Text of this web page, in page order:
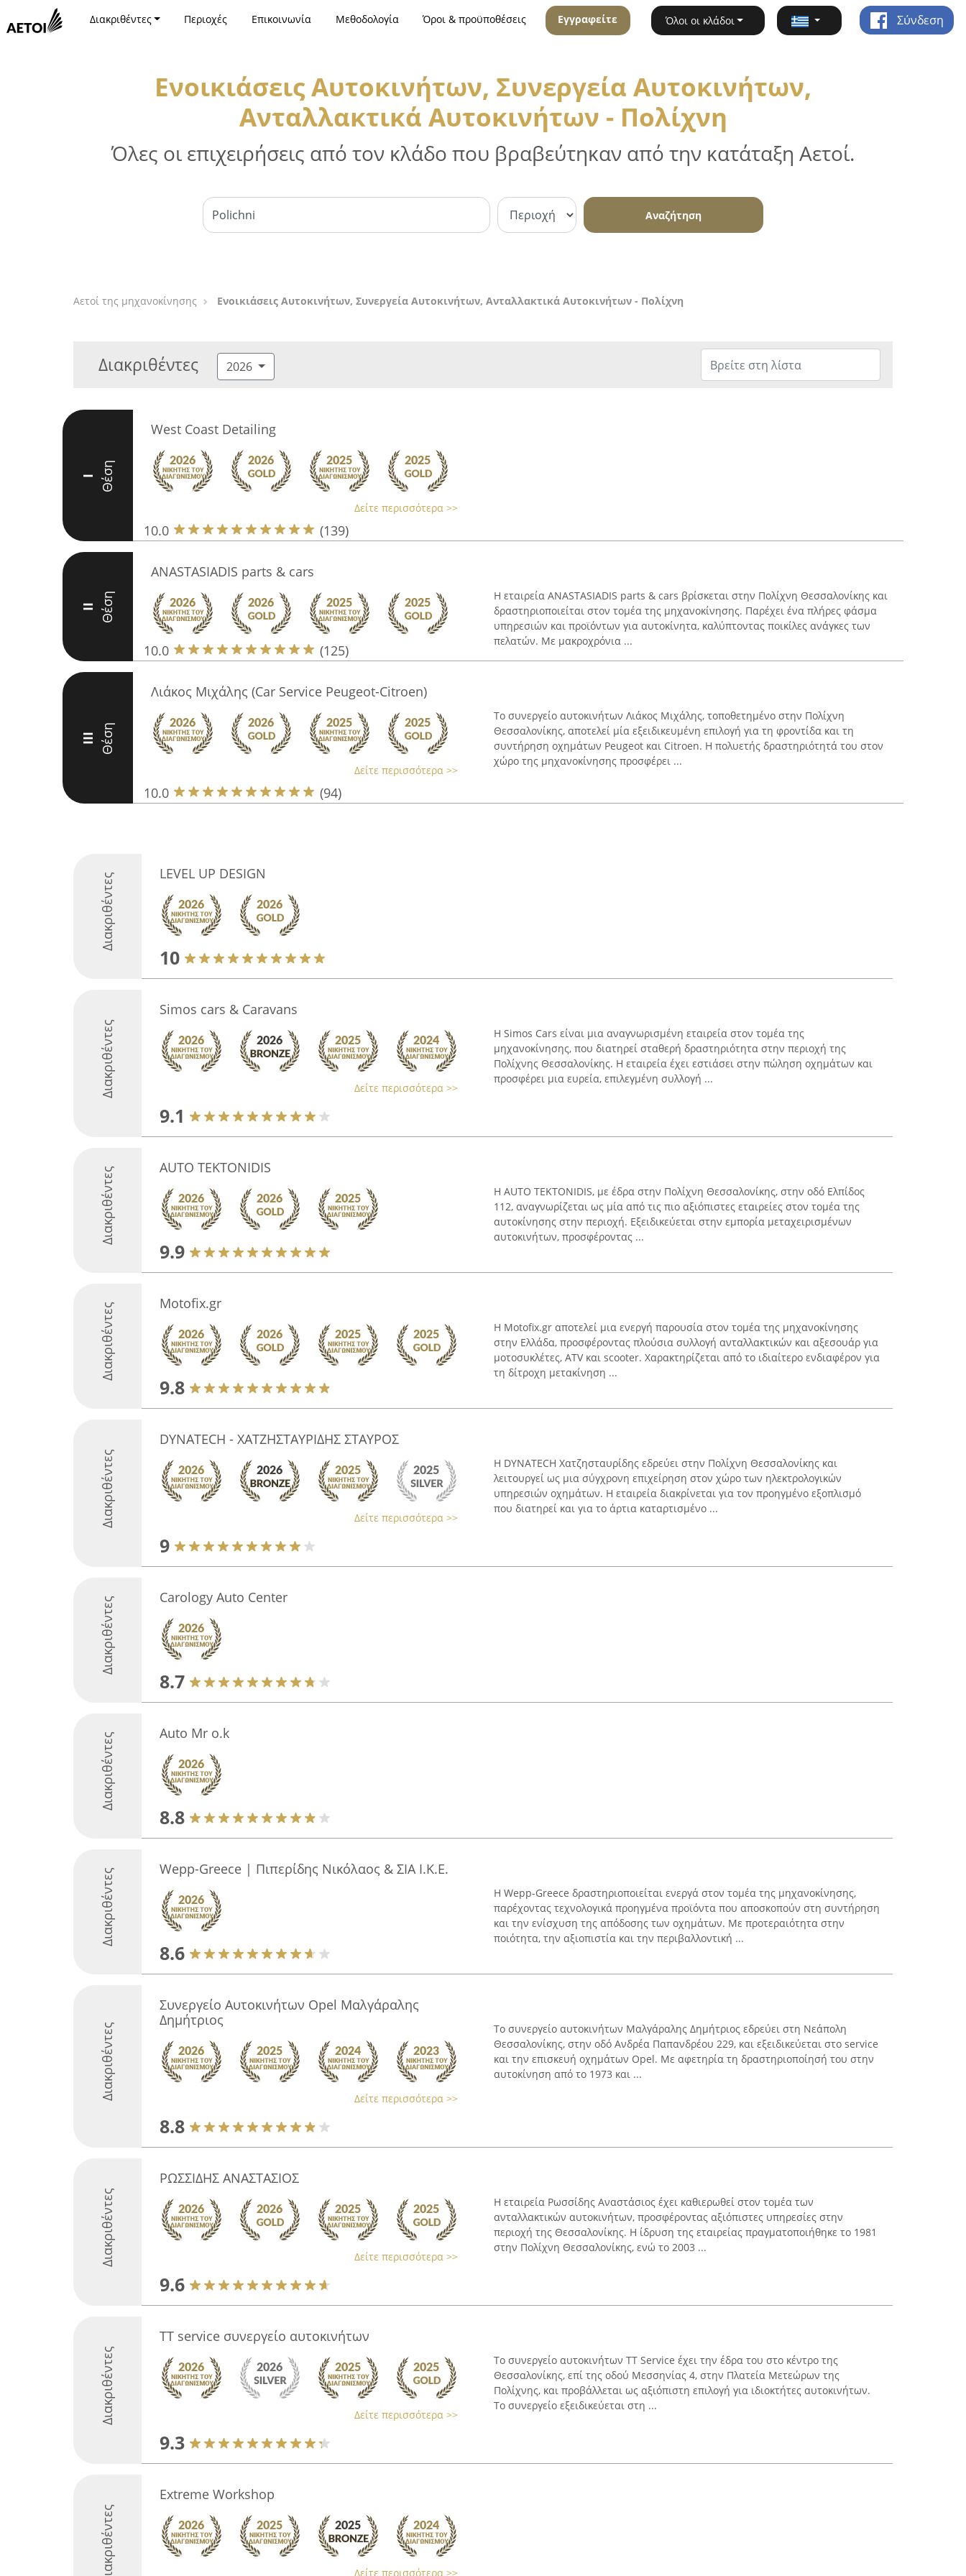
Διακριθέντες Περιοχές Επικοινωνία Μεθοδολογία Όροι & προϋποθέσεις Εγγραφείτε Όλοι οι κλάδοι Σύνδεση
Ενοικιάσεις Αυτοκινήτων, Συνεργεία Αυτοκινήτων,
Ανταλλακτικά Αυτοκινήτων - Πολίχνη
Όλες οι επιχειρήσεις από τον κλάδο που βραβεύτηκαν από την κατάταξη Αετοί.
Αναζήτηση
Αετοί της μηχανοκίνησης Ενοικιάσεις Αυτοκινήτων, Συνεργεία Αυτοκινήτων, Ανταλλακτικά Αυτοκινήτων - Πολίχνη
Διακριθέντες 2026
I Θέση
West Coast Detailing
Δείτε περισσότερα >>
10.0 (139)
II Θέση
ANASTASIADIS parts & cars
10.0 (125)
Η εταιρεία ANASTASIADIS parts & cars βρίσκεται στην Πολίχνη Θεσσαλονίκης και
δραστηριοποιείται στον τομέα της μηχανοκίνησης. Παρέχει ένα πλήρες φάσμα
υπηρεσιών και προϊόντων για αυτοκίνητα, καλύπτοντας ποικίλες ανάγκες των
πελατών. Με μακροχρόνια ...
III Θέση
Λιάκος Μιχάλης (Car Service Peugeot-Citroen)
Δείτε περισσότερα >>
10.0 (94)
Το συνεργείο αυτοκινήτων Λιάκος Μιχάλης, τοποθετημένο στην Πολίχνη
Θεσσαλονίκης, αποτελεί μία εξειδικευμένη επιλογή για τη φροντίδα και τη
συντήρηση οχημάτων Peugeot και Citroen. Η πολυετής δραστηριότητά του στον
χώρο της μηχανοκίνησης προσφέρει ...
Διακριθέντες LEVEL UP DESIGN
10
Διακριθέντες
Simos cars & Caravans
Δείτε περισσότερα >>
9.1
Η Simos Cars είναι μια αναγνωρισμένη εταιρεία στον τομέα της
μηχανοκίνησης, που διατηρεί σταθερή δραστηριότητα στην περιοχή της
Πολίχνης Θεσσαλονίκης. Η εταιρεία έχει εστιάσει στην πώληση οχημάτων και
προσφέρει μια ευρεία, επιλεγμένη συλλογή ...
Διακριθέντες AUTO TEKTONIDIS
9.9
Η AUTO TEKTONIDIS, με έδρα στην Πολίχνη Θεσσαλονίκης, στην οδό Ελπίδος
112, αναγνωρίζεται ως μία από τις πιο αξιόπιστες εταιρείες στον τομέα της
αυτοκίνησης στην περιοχή. Εξειδικεύεται στην εμπορία μεταχειρισμένων
αυτοκινήτων, προσφέροντας ...
Διακριθέντες Motofix.gr
9.8
Η Motofix.gr αποτελεί μια ενεργή παρουσία στον τομέα της μηχανοκίνησης
στην Ελλάδα, προσφέροντας πλούσια συλλογή ανταλλακτικών και αξεσουάρ για
μοτοσυκλέτες, ATV και scooter. Χαρακτηρίζεται από το ιδιαίτερο ενδιαφέρον για
τη δίτροχη μετακίνηση ...
Διακριθέντες
DYNATECH - ΧΑΤΖΗΣΤΑΥΡΙΔΗΣ ΣΤΑΥΡΟΣ
Δείτε περισσότερα >>
9
Η DYNATECH Χατζησταυρίδης εδρεύει στην Πολίχνη Θεσσαλονίκης και
λειτουργεί ως μια σύγχρονη επιχείρηση στον χώρο των ηλεκτρολογικών
υπηρεσιών οχημάτων. Η εταιρεία διακρίνεται για τον προηγμένο εξοπλισμό
που διατηρεί και για το άρτια καταρτισμένο ...
Διακριθέντες Carology Auto Center
8.7
Διακριθέντες Auto Mr o.k
8.8
Διακριθέντες Wepp-Greece | Πιπερίδης Νικόλαος & ΣΙΑ Ι.Κ.Ε.
8.6
Η Wepp-Greece δραστηριοποιείται ενεργά στον τομέα της μηχανοκίνησης,
παρέχοντας τεχνολογικά προηγμένα προϊόντα που αποσκοπούν στη συντήρηση
και την ενίσχυση της απόδοσης των οχημάτων. Με προτεραιότητα στην
ποιότητα, την αξιοπιστία και την περιβαλλοντική ...
Διακριθέντες
Συνεργείο Αυτοκινήτων Opel Μαλγάραλης
Δημήτριος
Δείτε περισσότερα >>
8.8
Το συνεργείο αυτοκινήτων Μαλγάραλης Δημήτριος εδρεύει στη Νεάπολη
Θεσσαλονίκης, στην οδό Ανδρέα Παπανδρέου 229, και εξειδικεύεται στο service
και την επισκευή οχημάτων Opel. Με αφετηρία τη δραστηριοποίησή του στην
αυτοκίνηση από το 1973 και ...
Διακριθέντες
ΡΩΣΣΙΔΗΣ ΑΝΑΣΤΑΣΙΟΣ
Δείτε περισσότερα >>
9.6
Η εταιρεία Ρωσσίδης Αναστάσιος έχει καθιερωθεί στον τομέα των
ανταλλακτικών αυτοκινήτων, προσφέροντας αξιόπιστες υπηρεσίες στην
περιοχή της Θεσσαλονίκης. Η ίδρυση της εταιρείας πραγματοποιήθηκε το 1981
στην Πολίχνη Θεσσαλονίκης, ενώ το 2003 ...
Διακριθέντες
TT service συνεργείο αυτοκινήτων
Δείτε περισσότερα >>
9.3
Το συνεργείο αυτοκινήτων TT Service έχει την έδρα του στο κέντρο της
Θεσσαλονίκης, επί της οδού Μεσσηνίας 4, στην Πλατεία Μετεώρων της
Πολίχνης, και προβάλλεται ως αξιόπιστη επιλογή για ιδιοκτήτες αυτοκινήτων.
Το συνεργείο εξειδικεύεται στη ...
Διακριθέντες
Extreme Workshop
Δείτε περισσότερα >>